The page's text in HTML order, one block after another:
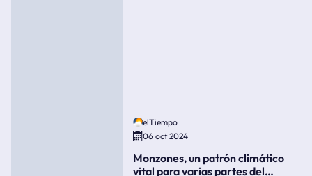
elTiempo
06 oct 2024
Monzones, un patrón climático
vital para varias partes del